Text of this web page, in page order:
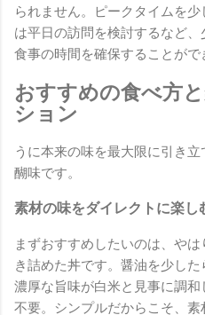
られません。ピークタイムを
は平日の訪問を検討するなど
食事の時間を確保することがで
おすすめの食べ方
ション
うに本来の味を最大限に引き
醐味です。
素材の味をダイレクトに楽し
まずおすすめしたいのは、や
き詰めた丼です。醤油を少し
濃厚な旨味が白米と見事に調
不要。シンプルだからこそ、素